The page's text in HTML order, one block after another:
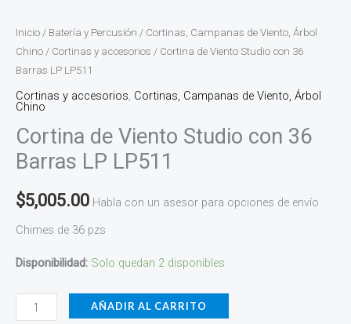
Inicio / Batería y Percusión / Cortinas, Campanas de Viento, Árbol
Chino / Cortinas y accesorios / Cortina de Viento Studio con 36
Barras LP LP511
Cortinas y accesorios, Cortinas, Campanas de Viento, Árbol
Chino
Cortina de Viento Studio con 36
Barras LP LP511
$5,005.00 Habla con un asesor para opciones de envío
Chimes de 36 pzs
Disponibilidad: Solo quedan 2 disponibles
AÑADIR AL CARRITO